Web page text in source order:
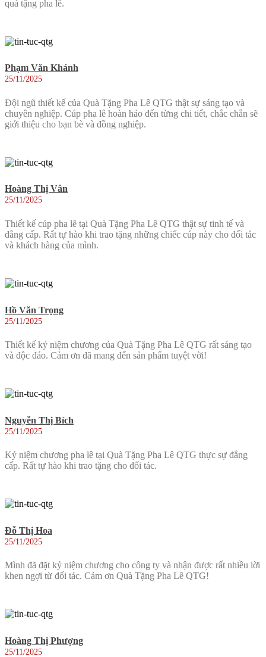
quà tặng pha lê.
Phạm Văn Khánh
25/11/2025
Đội ngũ thiết kế của Quà Tặng Pha Lê QTG thật sự sáng tạo và
chuyên nghiệp. Cúp pha lê hoàn hảo đến từng chi tiết, chắc chắn sẽ
giới thiệu cho bạn bè và đồng nghiệp.
Hoàng Thị Vân
25/11/2025
Thiết kế cúp pha lê tại Quà Tặng Pha Lê QTG thật sự tinh tế và
đẳng cấp. Rất tự hào khi trao tặng những chiếc cúp này cho đối tác
và khách hàng của mình.
Hồ Văn Trọng
25/11/2025
Thiết kế kỷ niệm chương của Quà Tặng Pha Lê QTG rất sáng tạo
và độc đáo. Cảm ơn đã mang đến sản phẩm tuyệt vời!
Nguyễn Thị Bích
25/11/2025
Kỷ niệm chương pha lê tại Quà Tặng Pha Lê QTG thực sự đẳng
cấp. Rất tự hào khi trao tặng cho đối tác.
Đỗ Thị Hoa
25/11/2025
Mình đã đặt kỷ niệm chương cho công ty và nhận được rất nhiều lời
khen ngợi từ đối tác. Cảm ơn Quà Tặng Pha Lê QTG!
Hoàng Thị Phượng
25/11/2025